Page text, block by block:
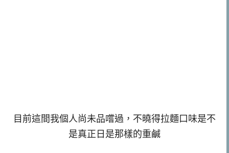
目前這間我個人尚未品嚐過，不曉得拉麵口味是不
是真正日是那樣的重鹹